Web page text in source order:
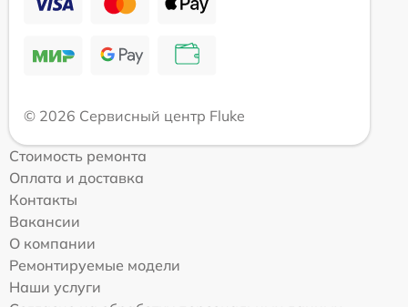
© 2026 Сервисный центр Fluke
Стоимость ремонта
Оплата и доставка
Контакты
Вакансии
О компании
Ремонтируемые модели
Наши услуги